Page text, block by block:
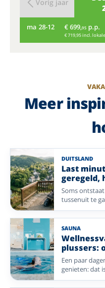
Vorig jaar
ma 28-12 € 699,95 p.p.
€ 719,95 incl.
Meer
DUITSLAND
Last
geregeld,
Soms
tussenuit te
eenvoudig
Duitsland,
sfeer en veel
heerlijke
SAUNA
plussers:
opladen
Een paar
genieten: dat
Ontspan in de